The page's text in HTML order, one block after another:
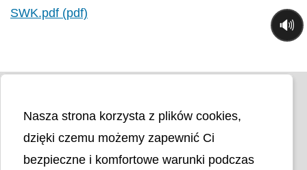
SWK.pdf (pdf)
Nasza strona korzysta z plików cookies,
dzięki czemu możemy zapewnić Ci
bezpieczne i komfortowe warunki podczas
🔊